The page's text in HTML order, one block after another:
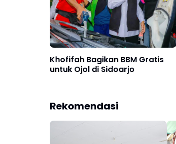
Khofifah Bagikan BBM Gratis
untuk Ojol di Sidoarjo
Rekomendasi